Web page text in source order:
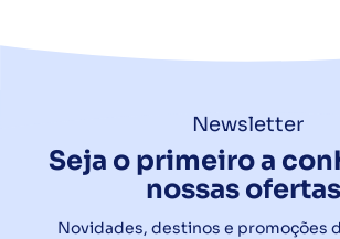
Newsletter
Seja o primeiro a
nossas
Novidades, destinos e promoções